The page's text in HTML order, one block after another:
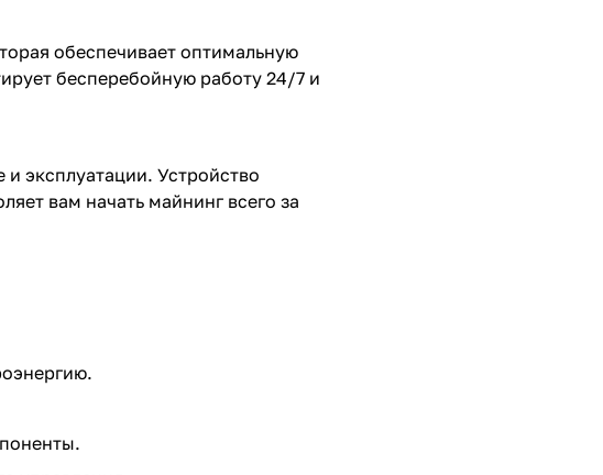
обеспечивает оптимальную
бесперебойную работу 24/7 и
эксплуатации. Устройство
вам начать майнинг всего за